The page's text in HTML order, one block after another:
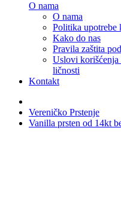
O nama
O nama
Politika upotrebe
Kako do nas
Pravila zaštita
Uslovi korišćenja
ličnosti
Kontakt
Vereničko Prstenje
Vanilla prsten od 14kt